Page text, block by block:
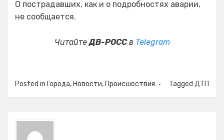
О пострадавших, как и о подробностях аварии,
не сообщается.
ЧитайтеДВ-РОССв Telegram
Posted in Города, Новости, Происшествия Tagged ДТП